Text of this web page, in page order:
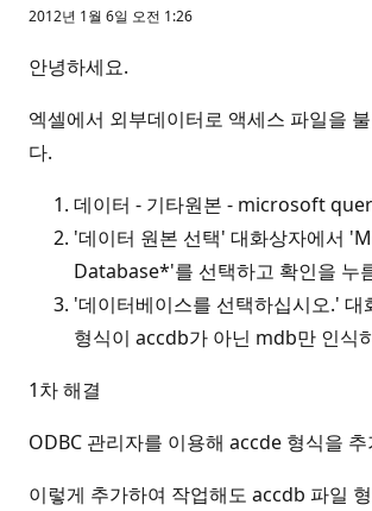
2012년 1월 6일 오전 1:26
안녕하세요.
엑셀에서 외부데이터로 액세스 파일을
다.
데이터 - 기타원본 - microsoft
'데이터 원본 선택' 대화상자에서
Database*'를 선택하고 확인을 누
'데이터베이스를 선택하십시오.' 대
형식이 accdb가 아닌 mdb만 인식
1차 해결
ODBC 관리자를 이용해 accde 형식을
이렇게 추가하여 작업해도 accdb 파일